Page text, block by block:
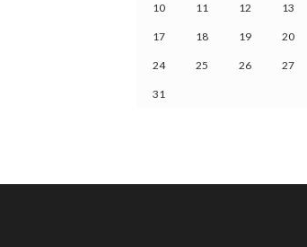
10 11 12 13
17 18 19 20
24 25 26 27
31